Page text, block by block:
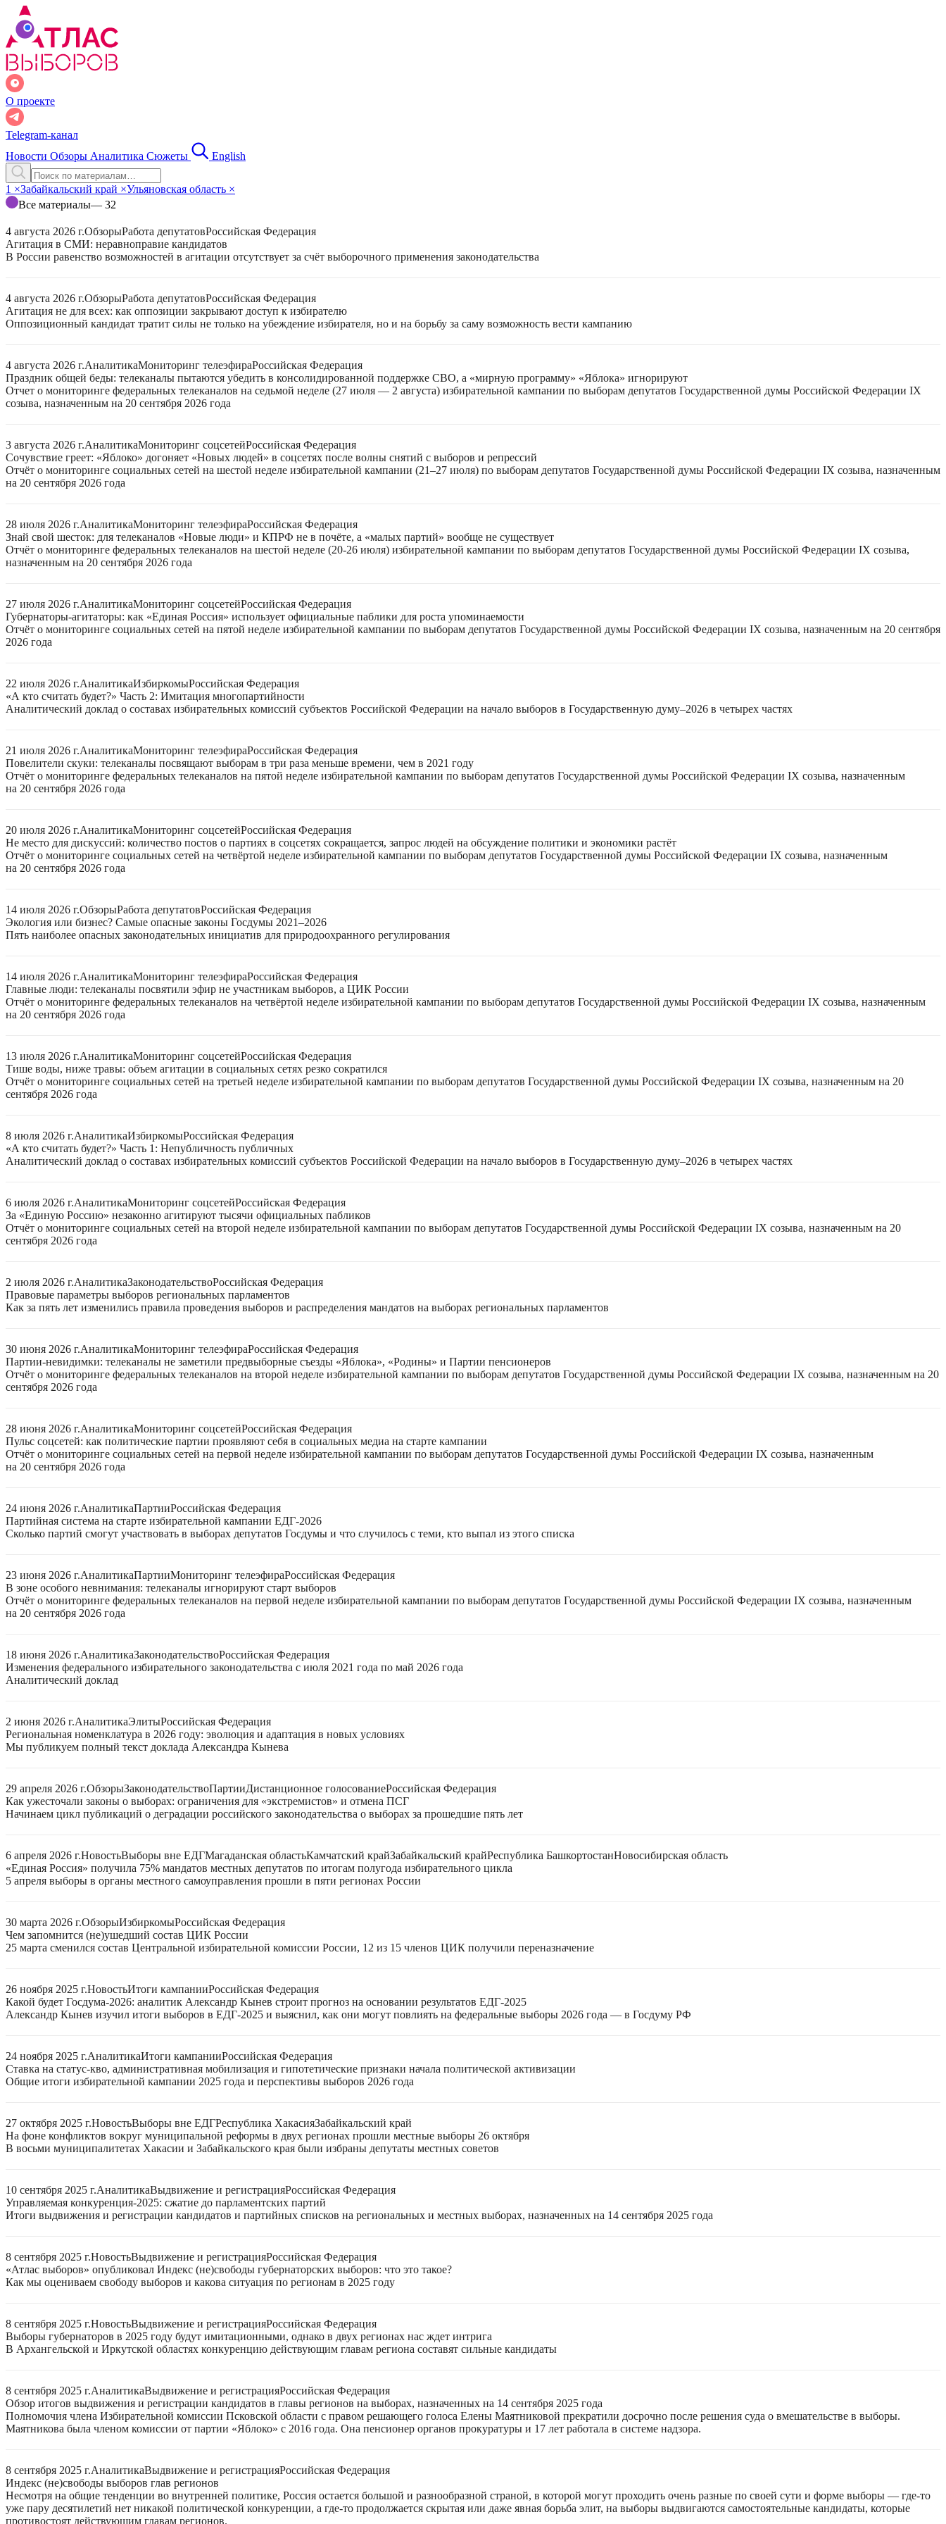
О проекте
Telegram-канал
Новости Обзоры Аналитика Сюжеты English
1 ×Забайкальский край ×Ульяновская область ×
Все материалы— 32
4 августа 2026 г.ОбзорыРабота депутатовРоссийская Федерация
Агитация в СМИ: неравноправие кандидатов
В России равенство возможностей в агитации отсутствует за счёт выборочного применения законодательства
4 августа 2026 г.ОбзорыРабота депутатовРоссийская Федерация
Агитация не для всех: как оппозиции закрывают доступ к избирателю
Оппозиционный кандидат тратит силы не только на убеждение избирателя, но и на борьбу за саму возможность вести кампанию
4 августа 2026 г.АналитикаМониторинг телеэфираРоссийская Федерация
Праздник общей беды: телеканалы пытаются убедить в консолидированной поддержке СВО, а «мирную программу» «Яблока» игнорируют
Отчет о мониторинге федеральных телеканалов на седьмой неделе (27 июля — 2 августа) избирательной кампании по выборам депутатов Государственной думы Российской Федерации IX
созыва, назначенным на 20 сентября 2026 года
3 августа 2026 г.АналитикаМониторинг соцсетейРоссийская Федерация
Сочувствие греет: «Яблоко» догоняет «Новых людей» в соцсетях после волны снятий с выборов и репрессий
Отчёт о мониторинге социальных сетей на шестой неделе избирательной кампании (21–27 июля) по выборам депутатов Государственной думы Российской Федерации IX созыва, назначенным
на 20 сентября 2026 года
28 июля 2026 г.АналитикаМониторинг телеэфираРоссийская Федерация
Знай свой шесток: для телеканалов «Новые люди» и КПРФ не в почёте, а «малых партий» вообще не существует
Отчёт о мониторинге федеральных телеканалов на шестой неделе (20-26 июля) избирательной кампании по выборам депутатов Государственной думы Российской Федерации IX созыва,
назначенным на 20 сентября 2026 года
27 июля 2026 г.АналитикаМониторинг соцсетейРоссийская Федерация
Губернаторы-агитаторы: как «Единая Россия» использует официальные паблики для роста упоминаемости
Отчёт о мониторинге социальных сетей на пятой неделе избирательной кампании по выборам депутатов Государственной думы Российской Федерации IX созыва, назначенным на 20 сентября
2026 года
22 июля 2026 г.АналитикаИзбиркомыРоссийская Федерация
«А кто считать будет?» Часть 2: Имитация многопартийности
Аналитический доклад о составах избирательных комиссий субъектов Российской Федерации на начало выборов в Государственную думу–2026 в четырех частях
21 июля 2026 г.АналитикаМониторинг телеэфираРоссийская Федерация
Повелители скуки: телеканалы посвящают выборам в три раза меньше времени, чем в 2021 году
Отчёт о мониторинге федеральных телеканалов на пятой неделе избирательной кампании по выборам депутатов Государственной думы Российской Федерации IX созыва, назначенным
на 20 сентября 2026 года
20 июля 2026 г.АналитикаМониторинг соцсетейРоссийская Федерация
Не место для дискуссий: количество постов о партиях в соцсетях сокращается, запрос людей на обсуждение политики и экономики растёт
Отчёт о мониторинге социальных сетей на четвёртой неделе избирательной кампании по выборам депутатов Государственной думы Российской Федерации IX созыва, назначенным
на 20 сентября 2026 года
14 июля 2026 г.ОбзорыРабота депутатовРоссийская Федерация
Экология или бизнес? Самые опасные законы Госдумы 2021–2026
Пять наиболее опасных законодательных инициатив для природоохранного регулирования
14 июля 2026 г.АналитикаМониторинг телеэфираРоссийская Федерация
Главные люди: телеканалы посвятили эфир не участникам выборов, а ЦИК России
Отчёт о мониторинге федеральных телеканалов на четвёртой неделе избирательной кампании по выборам депутатов Государственной думы Российской Федерации IX созыва, назначенным
на 20 сентября 2026 года
13 июля 2026 г.АналитикаМониторинг соцсетейРоссийская Федерация
Тише воды, ниже травы: объем агитации в социальных сетях резко сократился
Отчёт о мониторинге социальных сетей на третьей неделе избирательной кампании по выборам депутатов Государственной думы Российской Федерации IX созыва, назначенным на 20
сентября 2026 года
8 июля 2026 г.АналитикаИзбиркомыРоссийская Федерация
«А кто считать будет?» Часть 1: Непубличность публичных
Аналитический доклад о составах избирательных комиссий субъектов Российской Федерации на начало выборов в Государственную думу–2026 в четырех частях
6 июля 2026 г.АналитикаМониторинг соцсетейРоссийская Федерация
За «Единую Россию» незаконно агитируют тысячи официальных пабликов
Отчёт о мониторинге социальных сетей на второй неделе избирательной кампании по выборам депутатов Государственной думы Российской Федерации IX созыва, назначенным на 20
сентября 2026 года
2 июля 2026 г.АналитикаЗаконодательствоРоссийская Федерация
Правовые параметры выборов региональных парламентов
Как за пять лет изменились правила проведения выборов и распределения мандатов на выборах региональных парламентов
30 июня 2026 г.АналитикаМониторинг телеэфираРоссийская Федерация
Партии-невидимки: телеканалы не заметили предвыборные съезды «Яблока», «Родины» и Партии пенсионеров
Отчёт о мониторинге федеральных телеканалов на второй неделе избирательной кампании по выборам депутатов Государственной думы Российской Федерации IX созыва, назначенным на 20
сентября 2026 года
28 июня 2026 г.АналитикаМониторинг соцсетейРоссийская Федерация
Пульс соцсетей: как политические партии проявляют себя в социальных медиа на старте кампании
Отчёт о мониторинге социальных сетей на первой неделе избирательной кампании по выборам депутатов Государственной думы Российской Федерации IX созыва, назначенным
на 20 сентября 2026 года
24 июня 2026 г.АналитикаПартииРоссийская Федерация
Партийная система на старте избирательной кампании ЕДГ-2026
Сколько партий смогут участвовать в выборах депутатов Госдумы и что случилось с теми, кто выпал из этого списка
23 июня 2026 г.АналитикаПартииМониторинг телеэфираРоссийская Федерация
В зоне особого невнимания: телеканалы игнорируют старт выборов
Отчёт о мониторинге федеральных телеканалов на первой неделе избирательной кампании по выборам депутатов Государственной думы Российской Федерации IX созыва, назначенным
на 20 сентября 2026 года
18 июня 2026 г.АналитикаЗаконодательствоРоссийская Федерация
Изменения федерального избирательного законодательства с июля 2021 года по май 2026 года
Аналитический доклад
2 июня 2026 г.АналитикаЭлитыРоссийская Федерация
Региональная номенклатура в 2026 году: эволюция и адаптация в новых условиях
Мы публикуем полный текст доклада Александра Кынева
29 апреля 2026 г.ОбзорыЗаконодательствоПартииДистанционное голосованиеРоссийская Федерация
Как ужесточали законы о выборах: ограничения для «экстремистов» и отмена ПСГ
Начинаем цикл публикаций о деградации российского законодательства о выборах за прошедшие пять лет
6 апреля 2026 г.НовостьВыборы вне ЕДГМагаданская областьКамчатский крайЗабайкальский крайРеспублика БашкортостанНовосибирская область
«Единая Россия» получила 75% мандатов местных депутатов по итогам полугода избирательного цикла
5 апреля выборы в органы местного самоуправления прошли в пяти регионах России
30 марта 2026 г.ОбзорыИзбиркомыРоссийская Федерация
Чем запомнится (не)ушедший состав ЦИК России
25 марта сменился состав Центральной избирательной комиссии России, 12 из 15 членов ЦИК получили переназначение
26 ноября 2025 г.НовостьИтоги кампанииРоссийская Федерация
Какой будет Госдума-2026: аналитик Александр Кынев строит прогноз на основании результатов ЕДГ-2025
Александр Кынев изучил итоги выборов в ЕДГ-2025 и выяснил, как они могут повлиять на федеральные выборы 2026 года — в Госдуму РФ
24 ноября 2025 г.АналитикаИтоги кампанииРоссийская Федерация
Ставка на статус-кво, административная мобилизация и гипотетические признаки начала политической активизации
Общие итоги избирательной кампании 2025 года и перспективы выборов 2026 года
27 октября 2025 г.НовостьВыборы вне ЕДГРеспублика ХакасияЗабайкальский край
На фоне конфликтов вокруг муниципальной реформы в двух регионах прошли местные выборы 26 октября
В восьми муниципалитетах Хакасии и Забайкальского края были избраны депутаты местных советов
10 сентября 2025 г.АналитикаВыдвижение и регистрацияРоссийская Федерация
Управляемая конкуренция-2025: сжатие до парламентских партий
Итоги выдвижения и регистрации кандидатов и партийных списков на региональных и местных выборах, назначенных на 14 сентября 2025 года
8 сентября 2025 г.НовостьВыдвижение и регистрацияРоссийская Федерация
«Атлас выборов» опубликовал Индекс (не)свободы губернаторских выборов: что это такое?
Как мы оцениваем свободу выборов и какова ситуация по регионам в 2025 году
8 сентября 2025 г.НовостьВыдвижение и регистрацияРоссийская Федерация
Выборы губернаторов в 2025 году будут имитационными, однако в двух регионах нас ждет интрига
В Архангельской и Иркутской областях конкуренцию действующим главам региона составят сильные кандидаты
8 сентября 2025 г.АналитикаВыдвижение и регистрацияРоссийская Федерация
Обзор итогов выдвижения и регистрации кандидатов в главы регионов на выборах, назначенных на 14 сентября 2025 года
Полномочия члена Избирательной комиссии Псковской области с правом решающего голоса Елены Маятниковой прекратили досрочно после решения суда о вмешательстве в выборы.
Маятникова была членом комиссии от партии «Яблоко» с 2016 года. Она пенсионер органов прокуратуры и 17 лет работала в системе надзора.
8 сентября 2025 г.АналитикаВыдвижение и регистрацияРоссийская Федерация
Индекс (не)свободы выборов глав регионов
Несмотря на общие тенденции во внутренней политике, Россия остается большой и разнообразной страной, в которой могут проходить очень разные по своей сути и форме выборы — где-то
уже пару десятилетий нет никакой политической конкуренции, а где-то продолжается скрытая или даже явная борьба элит, на выборы выдвигаются самостоятельные кандидаты, которые
противостоят действующим главам регионов.